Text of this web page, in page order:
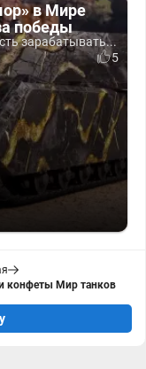
в Мире
победы
зарабатывать...
5
конфеты Мир танков